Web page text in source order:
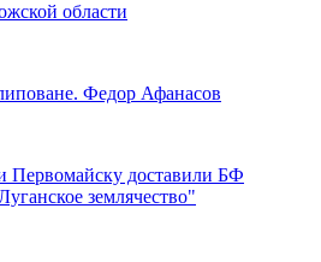
области
Федор Афанасов
Первомайску доставили БФ
землячество"